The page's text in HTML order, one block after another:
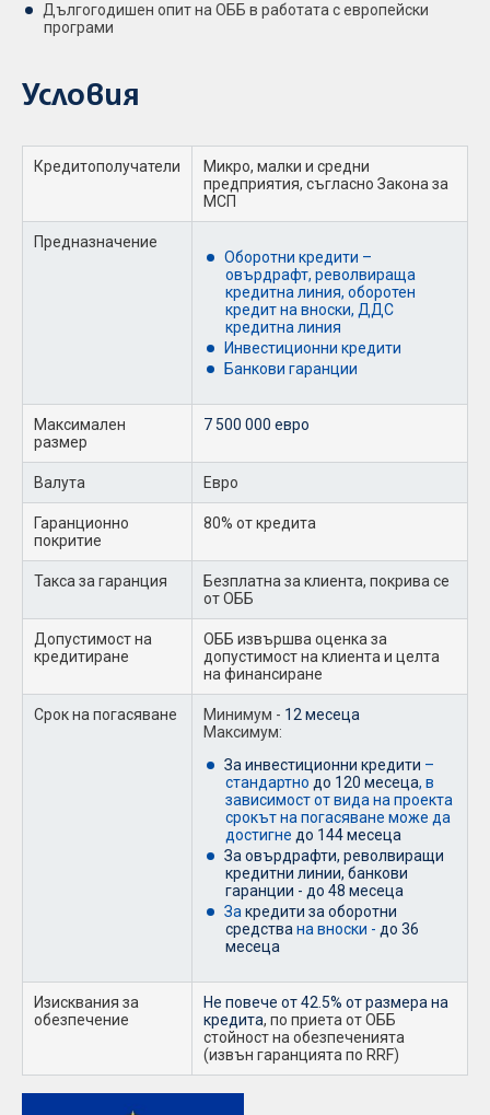
Дългогодишен опит на ОББ в работата с европейски
програми
Условия
Кредитополучатели
Микро, малки и средни
предприятия, съгласно Закона за
МСП
Предназначение
Оборотни кредити –
овърдрафт, револвираща
кредитна линия, оборотен
кредит на вноски, ДДС
кредитна линия
Инвестиционни кредити
Банкови гаранции
Максимален
размер
7 500 000 евро
Валута Евро
Гаранционно
покритие
80% от кредита
Такса за гаранция
Безплатна за клиента, покрива се
от ОББ
Допустимост на
кредитиране
ОББ извършва оценка за
допустимост на клиента и целта
на финансиране
Срок на погасяване Минимум - 12 месеца
Максимум:
За инвестиционни кредити –
стандартно до 120 месеца, в
зависимост от вида на проекта
срокът на погасяване може да
достигне до 144 месеца
За овърдрафти, револвиращи
кредитни линии, банкови
гаранции - до 48 месеца
За кредити за оборотни
средства на вноски - до 36
месеца
Изисквания за
обезпечение
Не повече от 42.5% от размера на
кредита, по приета от ОББ
стойност на обезпеченията
(извън гаранцията по RRF)